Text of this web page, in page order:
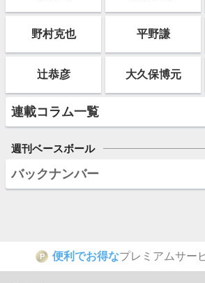
野村克也 平野謙
辻恭彦 大久保博元
連載コラム一覧
週刊ベースボール
バックナンバー
P 便利でお得なプレミアムサー